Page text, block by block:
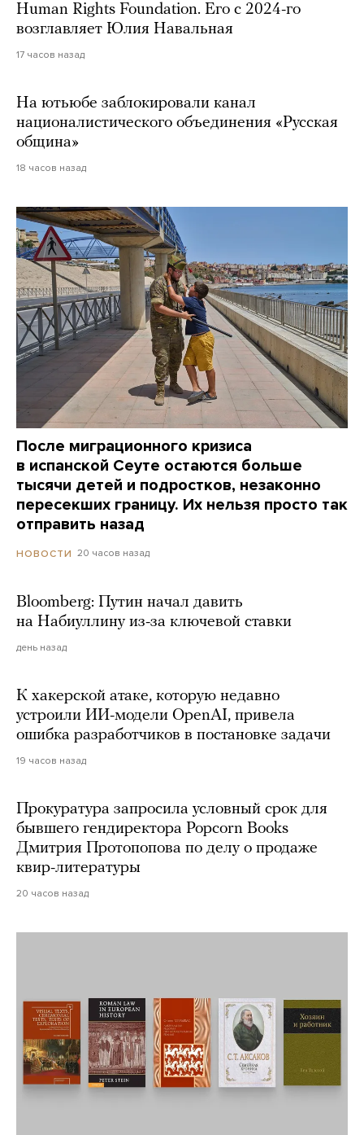
Human Rights Foundation. Его с 2024-го
возглавляет Юлия Навальная
17 часов назад
На ютьюбе заблокировали канал
националистического объединения «Русская
община»
18 часов назад
После миграционного кризиса
в испанской Сеуте остаются больше
тысячи детей и подростков, незаконно
пересекших границу. Их нельзя просто так
отправить назад
НОВОСТИ 20 часов назад
Bloomberg: Путин начал давить
на Набиуллину из-за ключевой ставки
день назад
К хакерской атаке, которую недавно
устроили ИИ-модели OpenAI, привела
ошибка разработчиков в постановке задачи
19 часов назад
Прокуратура запросила условный срок для
бывшего гендиректора Popcorn Books
Дмитрия Протопопова по делу о продаже
квир-литературы
20 часов назад